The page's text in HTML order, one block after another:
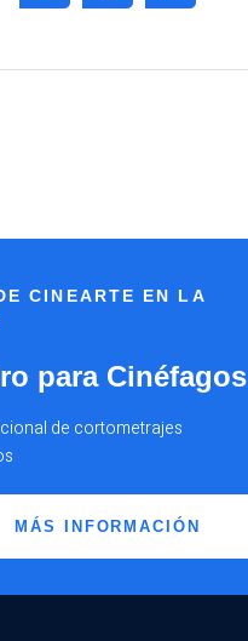
CINEARTE EN LA
para Cinéfagos
de cortometrajes
MÁS INFORMACIÓN